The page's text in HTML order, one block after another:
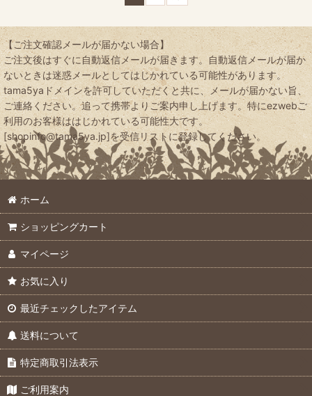
【ご注文確認メールが届かない場合】
ご注文後はすぐに自動返信メールが届きます。自動返信メールが届か
ないときは迷惑メールとしてはじかれている可能性があります。
tama5yaドメインを許可していただくと共に、メールが届かない旨、
ご連絡ください。追って携帯よりご案内申し上げます。特にezwebご
利用のお客様ははじかれている可能性大です。
[shopinfo@tama5ya.jp]を受信リストに登録してください。
ホーム
ショッピングカート
マイページ
お気に入り
最近チェックしたアイテム
送料について
特定商取引法表示
ご利用案内